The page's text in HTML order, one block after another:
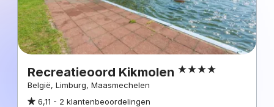
Recreatieoord Kikmolen
België, Limburg, Maasmechelen
6,11 - 2 klantenbeoordelingen